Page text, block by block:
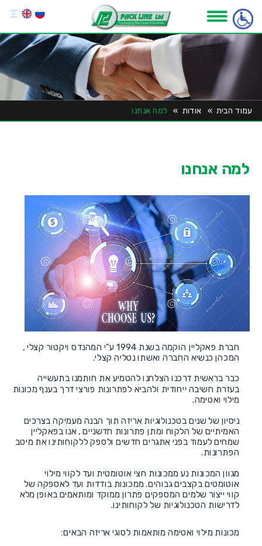
עמוד הבית» אודות » למה אנחנו
למה אנחנו
חברת פאקליין הוקמה בשנת 1994 ע"י המהנדס ויקטור קצלי ,
המכהן כנשיא החברה ואשתו נטליה קצלי.
כבר בראשית דרכנו הצלחנו להטמיע את חותמנו בתעשייה
בעזרת חשיבה ייחודית ולהביא לפתרונות פורצי דרך בענף מכונות
מילוי ואטימה.
ניסיון של שנים בטכנולוגיות אריזה תוך הבנה מעמיקה בצרכים
האמיתיים של הלקוח ומתן פתרונות חדשניים , אנו בפאקליין
שמחים לעמוד בפני אתגרים חדשים ולספק ללקוחותינו את מיטב
הפתרונות.
מגוון המכונות נע ממכונות חצי אוטומטית ועד לקווי מילוי
אוטומטים בקצבים גבוהים. ממכונות בודדות ועד לאספקה של
קווי ייצור שלמים המספקים פתרון ממוקד ומותאמים באופן מלא
לדרישות הטכנולוגיות של לקוחותינו.
מכונות מילוי ואטימה מותאמות לסוגי אריזה הבאים: